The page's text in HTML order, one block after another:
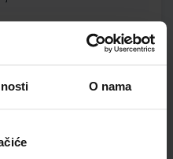
O nama
iz geografije za peti razred